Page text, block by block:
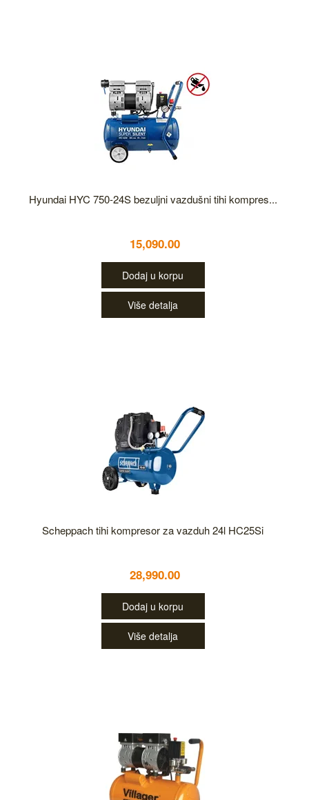
Hyundai HYC 750-24S bezuljni vazdušni tihi kompres...
15,090.00
Dodaj u korpu
Više detalja
Scheppach tihi kompresor za vazduh 24l HC25Si
28,990.00
Dodaj u korpu
Više detalja